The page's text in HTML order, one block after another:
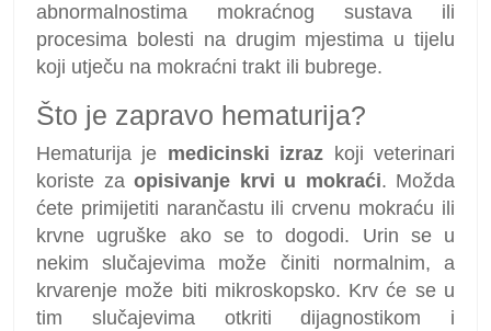
abnormalnostima mokraćnog sustava ili
procesima bolesti na drugim mjestima u tijelu
koji utječu na mokraćni trakt ili bubrege.
Što je zapravo hematurija?
Hematurija je medicinski izraz koji veterinari
koriste za opisivanje krvi u mokraći. Možda
ćete primijetiti narančastu ili crvenu mokraću ili
krvne ugruške ako se to dogodi. Urin se u
nekim slučajevima može činiti normalnim, a
krvarenje može biti mikroskopsko. Krv će se u
tim slučajevima otkriti dijagnostikom i